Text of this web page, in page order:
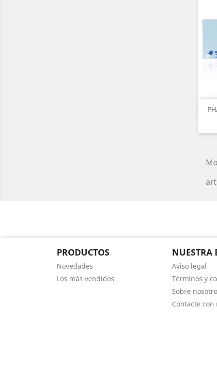
PRODUCTOS
Novedades
Los más vendidos
NUESTRA
Aviso legal
Términos y
Sobre
Contacte con